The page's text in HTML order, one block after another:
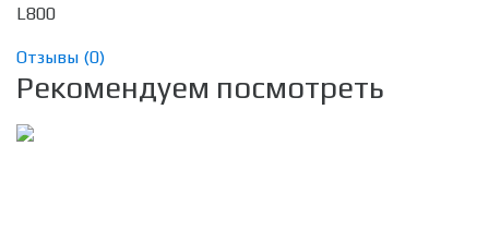
L800
Отзывы (0)
Рекомендуем посмотреть